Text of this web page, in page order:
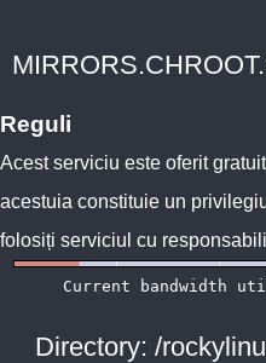
Reguli
Acest serviciu este oferit
acestuia constituie un
folosiți serviciul cu
Directory: /